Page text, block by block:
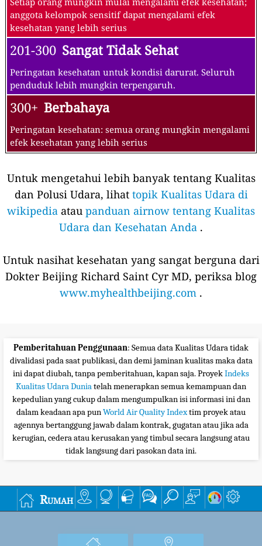
anggota kelompok sensitif dapat mengalami efek
kesehatan yang lebih serius
201-300 Sangat Tidak Sehat
Peringatan kesehatan untuk kondisi darurat. Seluruh
penduduk lebih mungkin terpengaruh.
300+ Berbahaya
Peringatan kesehatan: semua orang mungkin mengalami
efek kesehatan yang lebih serius
Untuk mengetahui lebih banyak tentang Kualitas
dan Polusi Udara, lihat topik Kualitas Udara di
wikipedia atau panduan airnow tentang Kualitas
Udara dan Kesehatan Anda .
Untuk nasihat kesehatan yang sangat berguna dari
Dokter Beijing Richard Saint Cyr MD, periksa blog
www.myhealthbeijing.com .
Pemberitahuan Penggunaan: Semua data Kualitas Udara tidak
divalidasi pada saat publikasi, dan demi jaminan kualitas maka data
ini dapat diubah, tanpa pemberitahuan, kapan saja. ProyekIndeks
Kualitas Udara Duniatelah menerapkan semua kemampuan dan
kepedulian yang cukup dalam mengumpulkan isi informasi ini dan
dalam keadaan apa punWorld Air Quality Indextim proyek atau
agennya bertanggung jawab dalam kontrak, gugatan atau jika ada
kerugian, cedera atau kerusakan yang timbul secara langsung atau
tidak langsung dari pasokan data ini.
Rumah